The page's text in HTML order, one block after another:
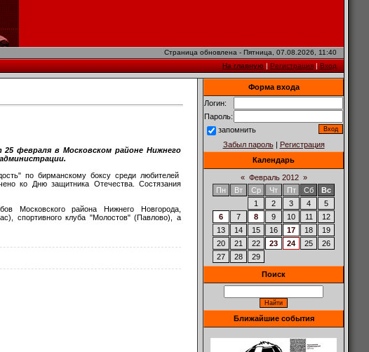
Страница обновлена - Пятница, 07.08.2026, 11:40
На главную|Регистрация|Вход
февраля в Московском районе Нижнего
по бирманскому боксу среди любителей
ко Дню защитника Отечества. Состязания
Московского района Нижнего Новгорода,
спортивного клуба "Молостов" (Павлово), а
Форма входа
Логин:
Пароль:
запомнить
Забыл пароль| Регистрация
Календарь
« Февраль 2012 »
Пн
Вт Ср Чт Пт Сб
Вс
1
2 3 4
5
6
7 8 9 10 11
12
13
14 15 16 17 18
19
20
21 22 23 24 25
26
27
28 29
Поиск
Ближайшие события